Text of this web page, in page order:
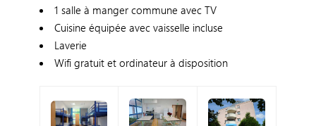
1 salle à manger commune avec TV
Cuisine équipée avec vaisselle incluse
Laverie
Wifi gratuit et ordinateur à disposition